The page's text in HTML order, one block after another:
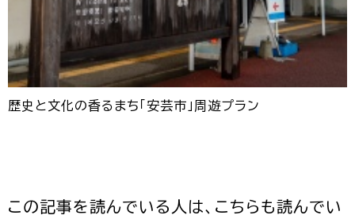
歴史と文化の香るまち「安芸市」周遊プラン
この記事を読んでいる人は、こちらも読んでい